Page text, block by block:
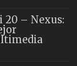
20 – Nexus: